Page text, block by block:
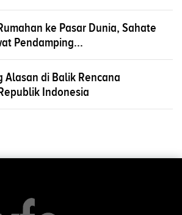
ke Pasar Dunia, Sahate
Pendamping...
Alasan di Balik Rencana
Indonesia